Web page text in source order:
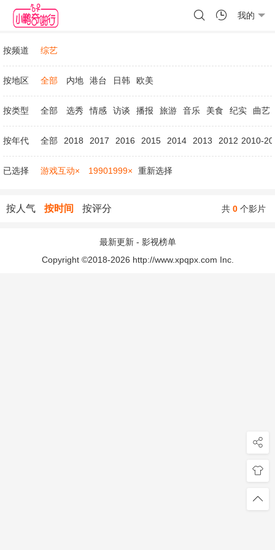
我的
按频道 综艺
按地区 全部 内地 港台 日韩 欧美
按类型 全部 选秀 情感 访谈 播报 旅游 音乐 美食 纪实 曲艺
按年代 全部 2018 2017 2016 2015 2014 2013 2012 2010-
已选择 游戏互动× 19901999× 重新选择
按人气 按时间 按评分 共 0 个影片
最新更新- 影视榜单
Copyright ©2018-2026 http://www.xpqpx.com Inc.